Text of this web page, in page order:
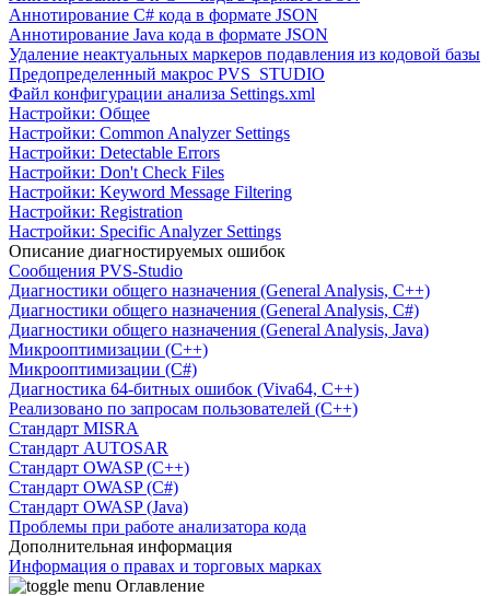
Аннотирование C# кода в формате JSON
Аннотирование Java кода в формате JSON
Удаление неактуальных маркеров подавления из кодовой базы
Предопределенный макрос PVS_STUDIO
Файл конфигурации анализа Settings.xml
Настройки: Общее
Настройки: Common Analyzer Settings
Настройки: Detectable Errors
Настройки: Don't Check Files
Настройки: Keyword Message Filtering
Настройки: Registration
Настройки: Specific Analyzer Settings
Описание диагностируемых ошибок
Сообщения PVS-Studio
Диагностики общего назначения (General Analysis, C++)
Диагностики общего назначения (General Analysis, C#)
Диагностики общего назначения (General Analysis, Java)
Микрооптимизации (C++)
Микрооптимизации (C#)
Диагностика 64-битных ошибок (Viva64, C++)
Реализовано по запросам пользователей (C++)
Cтандарт MISRA
Стандарт AUTOSAR
Стандарт OWASP (C++)
Стандарт OWASP (C#)
Стандарт OWASP (Java)
Проблемы при работе анализатора кода
Дополнительная информация
Информация о правах и торговых марках
Оглавление